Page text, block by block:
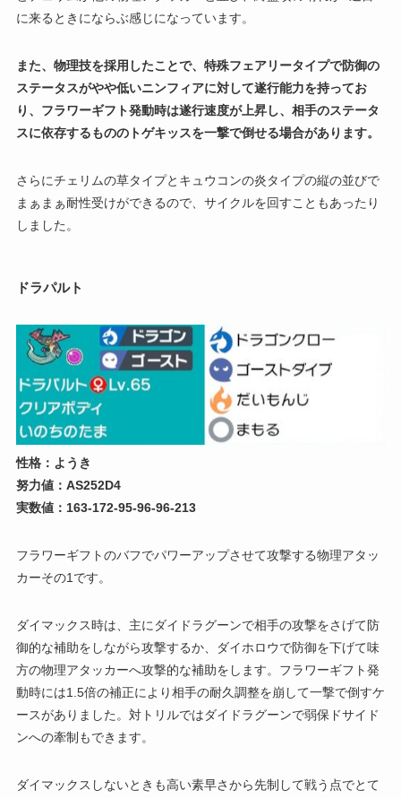
に来るときにならぶ感じになっています。
また、物理技を採用したことで、特殊フェアリータイプで防御の
ステータスがやや低いニンフィアに対して遂行能力を持ってお
り、フラワーギフト発動時は遂行速度が上昇し、相手のステータ
スに依存するもののトゲキッスを一撃で倒せる場合があります。
さらにチェリムの草タイプとキュウコンの炎タイプの縦の並びで
まぁまぁ耐性受けができるので、サイクルを回すこともあったり
しました。
ドラパルト
性格：ようき
努力値：AS252D4
実数値：163-172-95-96-96-213
フラワーギフトのバフでパワーアップさせて攻撃する物理アタッ
カーその1です。
ダイマックス時は、主にダイドラグーンで相手の攻撃をさげて防
御的な補助をしながら攻撃するか、ダイホロウで防御を下げて味
方の物理アタッカーへ攻撃的な補助をします。フラワーギフト発
動時には1.5倍の補正により相手の耐久調整を崩して一撃で倒すケ
ースがありました。対トリルではダイドラグーンで弱保ドサイド
ンへの牽制もできます。
ダイマックスしないときも高い素早さから先制して戦う点でとて